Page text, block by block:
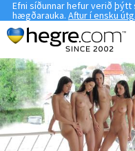
Efni síðunnar hefur verið
hægðarauka. Aftur í ensku